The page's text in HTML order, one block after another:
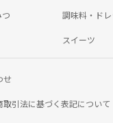
調味料・ド
スイーツ
せ
取引法に基づく表記について